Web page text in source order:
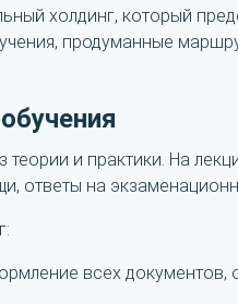
холдинг, который
продуманные
и практики. На
ответы на
всех